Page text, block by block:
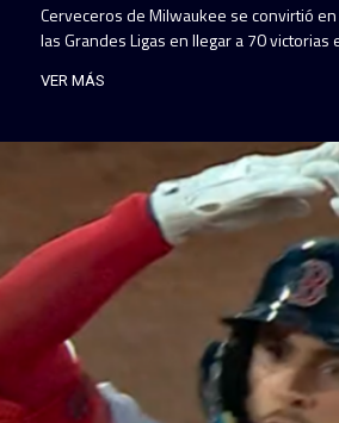
Cerveceros de Milwaukee se convirtió
las Grandes Ligas en llegar a 70
VER MÁS